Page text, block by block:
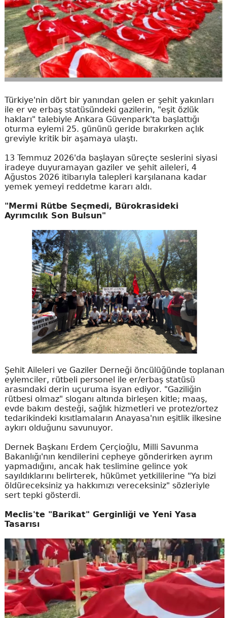
Türkiye'nin dört bir yanından gelen er şehit yakınları
ile er ve erbaş statüsündeki gazilerin, "eşit özlük
hakları" talebiyle Ankara Güvenpark'ta başlattığı
oturma eylemi 25. gününü geride bırakırken açlık
greviyle kritik bir aşamaya ulaştı.
13 Temmuz 2026'da başlayan süreçte seslerini siyasi
iradeye duyuramayan gaziler ve şehit aileleri, 4
Ağustos 2026 itibarıyla talepleri karşılanana kadar
yemek yemeyi reddetme kararı aldı.
"Mermi Rütbe Seçmedi, Bürokrasideki
Ayrımcılık Son Bulsun"
Şehit Aileleri ve Gaziler Derneği öncülüğünde toplanan
eylemciler, rütbeli personel ile er/erbaş statüsü
arasındaki derin uçuruma isyan ediyor. "Gaziliğin
rütbesi olmaz" sloganı altında birleşen kitle; maaş,
evde bakım desteği, sağlık hizmetleri ve protez/ortez
tedarikindeki kısıtlamaların Anayasa'nın eşitlik ilkesine
aykırı olduğunu savunuyor.
Dernek Başkanı Erdem Çerçioğlu, Milli Savunma
Bakanlığı'nın kendilerini cepheye gönderirken ayrım
yapmadığını, ancak hak teslimine gelince yok
sayıldıklarını belirterek, hükümet yetkililerine "Ya bizi
öldüreceksiniz ya hakkımızı vereceksiniz" sözleriyle
sert tepki gösterdi.
Meclis'te "Barikat" Gerginliği ve Yeni Yasa
Tasarısı